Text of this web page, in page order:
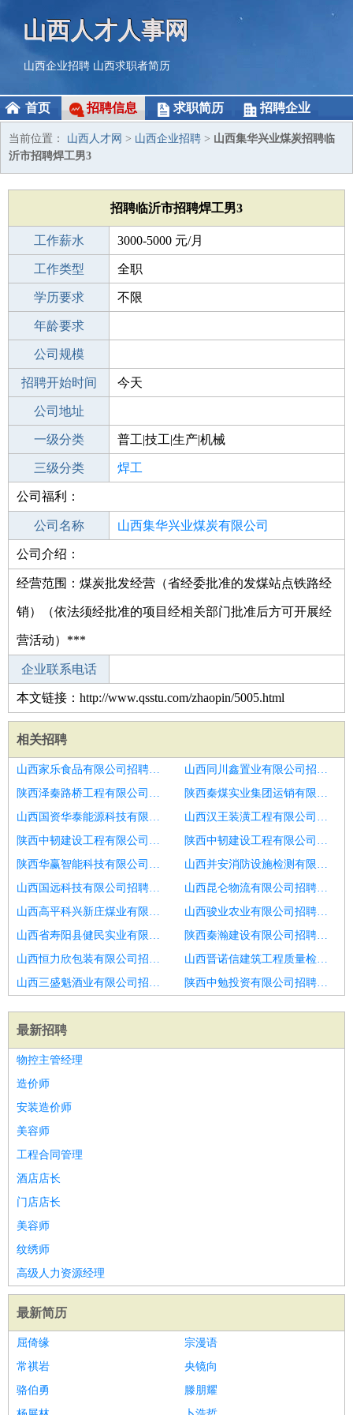
山西人才人事网
山西企业招聘 山西求职者简历
首页 招聘信息 求职简历 招聘企业
当前位置： 山西人才网 > 山西企业招聘 > 山西集华兴业煤炭招聘临
沂市招聘焊工男3
招聘临沂市招聘焊工男3
工作薪水 3000-5000 元/月
招聘人数 5人
工作类型 全职
性别要求 -
学历要求 不限
工作经验
年龄要求
工作地点
公司规模
公司电话
招聘开始时间 今天
招聘结束时间
公司地址
一级分类 普工|技工|生产|机械
二级分类 普工/技工
三级分类 焊工
其他行业
公司福利：
公司名称 山西集华兴业煤炭有限公司
公司类型
公司介绍：
经营范围：煤炭批发经营（省经委批准的发煤站点铁路经
销）（依法须经批准的项目经相关部门批准后方可开展经
营活动）***
企业联系电话
本文链接：http://www.qsstu.com/zhaopin/5005.html
相关招聘
山西家乐食品有限公司招聘焊工
山西同川鑫置业有限公司招聘钢结构电梯井道焊接工
陕西泽秦路桥工程有限公司招聘电焊工|铆焊工
陕西秦煤实业集团运销有限责任公司招聘焊工制作安装
山西国资华泰能源科技有限公司招聘焊工
山西汉王装潢工程有限公司招聘电焊工
陕西中韧建设工程有限公司招聘城东焊工学徒400包吃住
陕西中韧建设工程有限公司招聘红莲湖急招焊工四百
陕西华赢智能科技有限公司招聘焊工车间工人安装工人
山西并安消防设施检测有限公司招聘高薪诚聘电焊工
山西国远科技有限公司招聘安装焊工
山西昆仑物流有限公司招聘电焊工
山西高平科兴新庄煤业有限公司招聘深圳大型电子厂招聘焊工长短期皆可人走账清
山西骏业农业有限公司招聘日照市招聘电焊工
山西省寿阳县健民实业有限责任公司招聘不锈钢大门焊工
陕西秦瀚建设有限公司招聘电焊工
山西恒力欣包装有限公司招聘青岛市招聘焊工男3
山西晋诺信建筑工程质量检测有限公司招聘本地焊工
山西三盛魁酒业有限公司招聘荆门焊工学徒400包吃住
陕西中勉投资有限公司招聘威海市招聘焊接技师1人
最新招聘
物控主管经理
造价师
安装造价师
美容师
工程合同管理
酒店店长
门店店长
美容师
纹绣师
高级人力资源经理
最新简历
屈倚缘
宗漫语
常祺岩
央镜向
骆伯勇
滕朋耀